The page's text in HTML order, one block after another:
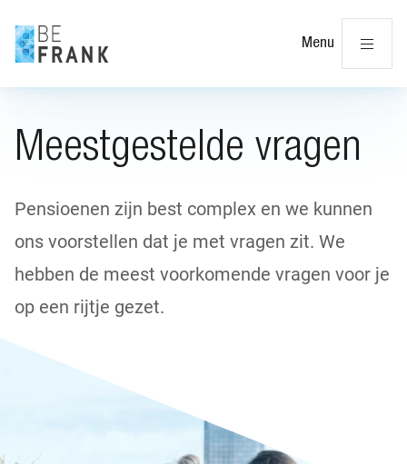
Menu
Meestgestelde vragen
Pensioenen zijn best complex en we kunnen
ons voorstellen dat je met vragen zit. We
hebben de meest voorkomende vragen voor je
op een rijtje gezet.